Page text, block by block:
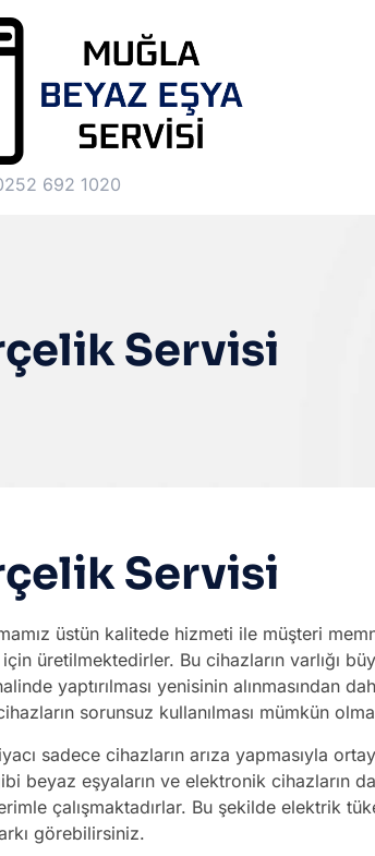
692 1020
Servisi
Servisi
üstün kalitede hizmeti ile müşteri
için üretilmektedirler. Bu cihazların varlığı
yaptırılması yenisinin alınmasından
sorunsuz kullanılması mümkün
sadece cihazların arıza yapmasıyla
beyaz eşyaların ve elektronik cihazların da
çalışmaktadırlar. Bu şekilde elektrik
görebilirsiniz.